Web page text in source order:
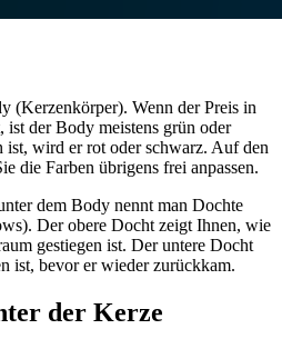
(Kerzenkörper). Wenn der Preis in
ist der Body meistens grün oder
ist, wird er rot oder schwarz. Auf den
die Farben übrigens frei anpassen.
dem Body nennt man Dochte
Der obere Docht zeigt Ihnen, wie
gestiegen ist. Der untere Docht
ist, bevor er wieder zurückkam.
der Kerze